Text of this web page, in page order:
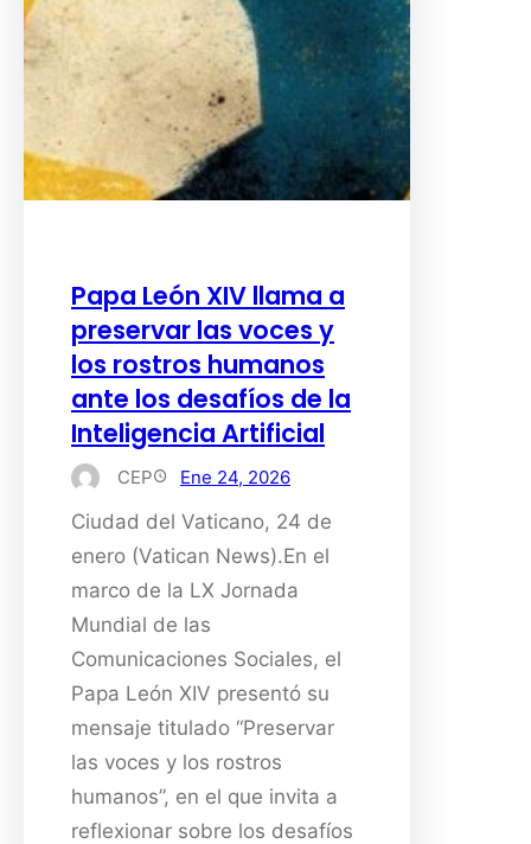
Papa León XIV llama a
preservar las voces y
los rostros humanos
ante los desafíos de la
Inteligencia Artificial
CEP Ene 24, 2026
Ciudad del Vaticano, 24 de
enero (Vatican News).En el
marco de la LX Jornada
Mundial de las
Comunicaciones Sociales, el
Papa León XIV presentó su
mensaje titulado “Preservar
las voces y los rostros
humanos”, en el que invita a
reflexionar sobre los desafíos